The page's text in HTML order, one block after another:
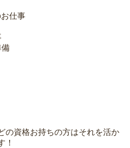
仕事
の資格お持ちの方はそれを活か
！